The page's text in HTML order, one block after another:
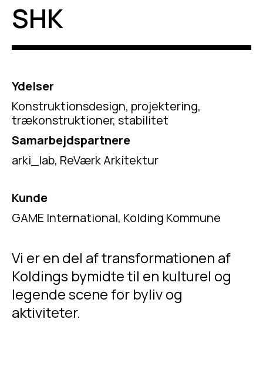
SHK
Ydelser
Konstruktionsdesign, projektering,
trækonstruktioner, stabilitet
Samarbejdspartnere
arki_lab, ReVærk Arkitektur
Kunde
GAME International, Kolding Kommune
Vi er en del af transformationen af
Koldings bymidte til en kulturel og
legende scene for byliv og
aktiviteter.